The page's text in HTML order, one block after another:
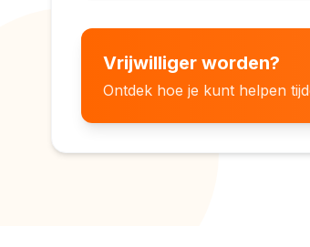
Vrijwilliger worden?
Ontdek hoe je kunt helpen